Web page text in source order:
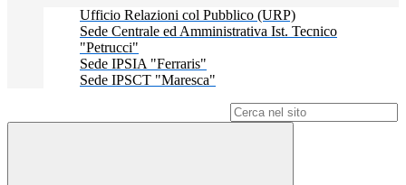
Ufficio Relazioni col Pubblico (URP)
Sede Centrale ed Amministrativa Ist. Tecnico
"Petrucci"
Sede IPSIA "Ferraris"
Sede IPSCT "Maresca"